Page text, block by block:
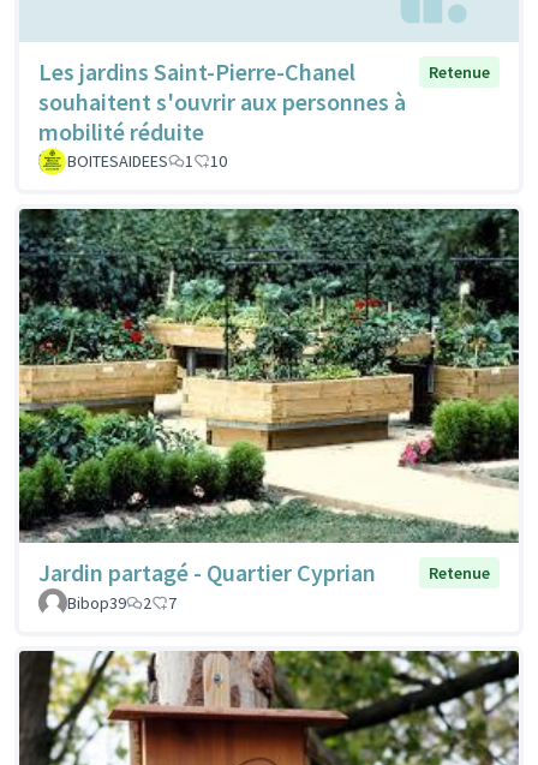
Les jardins Saint-Pierre-Chanel
souhaitent s'ouvrir aux personnes à
mobilité réduite
Retenue
BOITESAIDEES 1 10
Jardin partagé - Quartier Cyprian
Retenue
Bibop39
2 7